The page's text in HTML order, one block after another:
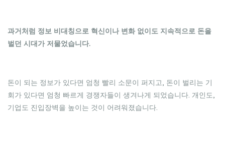
과거처럼 정보 비대칭으로 혁신이나 변화 없이도 지속적으로 돈을
벌던 시대가 저물었습니다.
돈이 되는 정보가 있다면 엄청 빨리 소문이 퍼지고, 돈이 벌리는 기
회가 있다면 엄청 빠르게 경쟁자들이 생겨나게 되었습니다. 개인도,
기업도 진입장벽을 높이는 것이 어려워졌습니다.